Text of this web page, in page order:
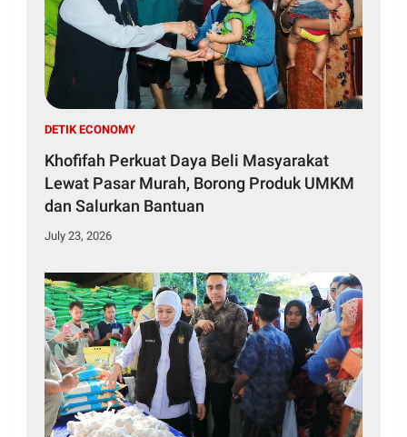
DETIK ECONOMY
Khofifah Perkuat Daya Beli Masyarakat
Lewat Pasar Murah, Borong Produk UMKM
dan Salurkan Bantuan
July 23, 2026